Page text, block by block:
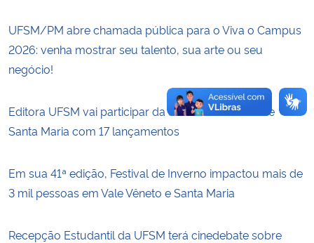
UFSM/PM abre chamada pública para o Viva o Campus
2026: venha mostrar seu talento, sua arte ou seu
negócio!
Editora UFSM vai participar da 53ª Feira do Livro de
Santa Maria com 17 lançamentos
Em sua 41ª edição, Festival de Inverno impactou mais de
3 mil pessoas em Vale Vêneto e Santa Maria
Recepção Estudantil da UFSM terá cinedebate sobre